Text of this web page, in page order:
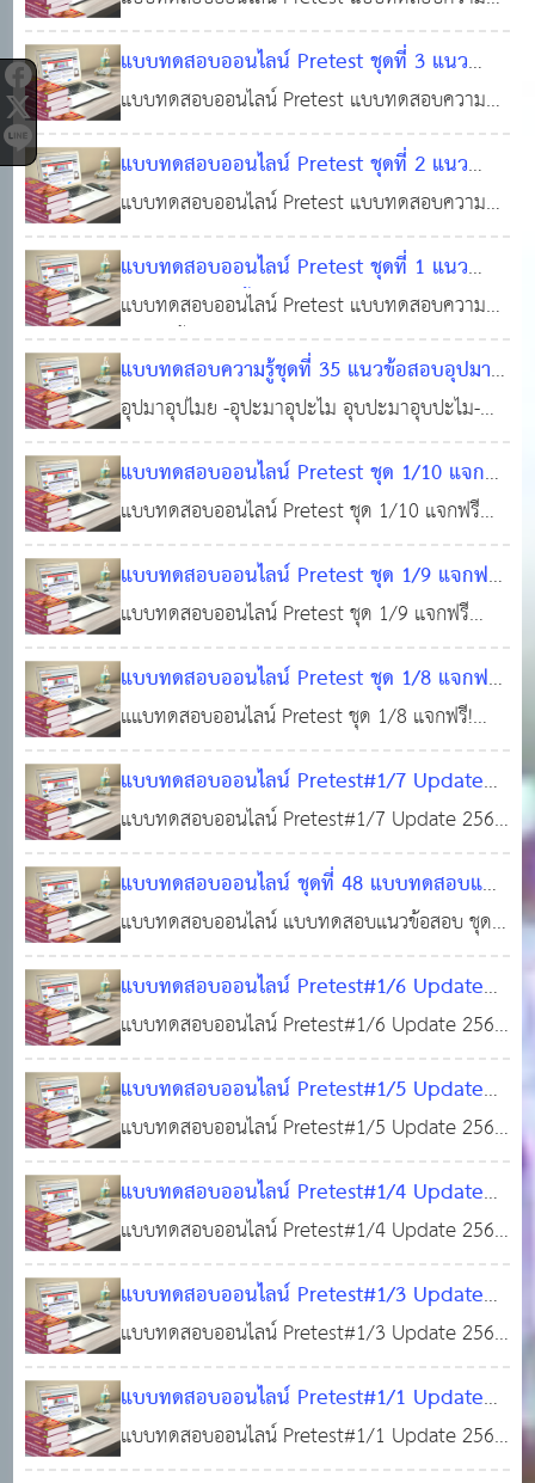
ถิ่นฟรี ! #ทำแบบทดสอบฟรี!!! #ข้อสอบท้องถิ่นฟรี
!!! #สอบบรรจุท้องถิ่น
ไทย 2560 (แจกฟรี! พร้อมใบเกียรติบัตร)
13
ก.ย. 2564
0 3,341
รัฐธรรมนูญแห่งราชอาณาจักรไทย 2560(2) #แนว
ข้อสอบท้องถิ่นฟรี ! #ทำแบบทดสอบฟรี!!! #ข้อสอบ
ท้องถิ่นฟรี !!! #สอบบรรจุท้องถิ่น
แบบทดสอบออนไลน์ Pretest ชุดที่ 3 แนว
ข้อสอบ รัฐธรรมนูญแห่งราชอาณาจักรไทย พ.ศ.
2560 (ชุดแจกฟรี!) พร้อมใบเกียรติบัตร
28
มี.ค. 2564
0 6,368
แบบทดสอบออนไลน์ Pretest แบบทดสอบความรู้
รัฐธรรมนูญแห่งราชอาณาจักรไทย พ.ศ. 2560
#แนวข้อสอบท้องถิ่นฟรี ! #ทำแบบทดสอบฟรี!!!
#ข้อสอบท้องถิ่นฟรี !!! #สอบบรรจุท้องถิ่น
แบบทดสอบออนไลน์ Pretest ชุดที่ 2 แนว
ข้อสอบ พระราชบัญญัติข้อมูลข่าวสารของ
ราชการ พ.ศ. 2540 (ชุดแจกฟรี!)
16 ธ.ค.
2563
0 8,198
แบบทดสอบออนไลน์ Pretest แบบทดสอบความรู้
พระราชบัญญัติข้อมูลข่าวสารของราชการ พ.ศ.
2540 #แนวข้อสอบท้องถิ่นฟรี ! #ทำแบบทดสอบ
ฟรี!!! #ข้อสอบท้องถิ่นฟรี !!! #สอบบรรจุท้องถิ่น
แบบทดสอบออนไลน์ Pretest ชุดที่ 1 แนว
ข้อสอบการจัดซื้อจัดจ้างและการบริหารพัสดุภาค
รัฐ(ชุดแจกฟรี! พร้อมใบเกียรติบัตร)
07 ธ.ค.
2561
0 7,354
แบบทดสอบออนไลน์ Pretest แบบทดสอบความรู้
การจัดซื้อจัดจ้างและการบริหารพัสดุภาครัฐ #แนว
ข้อสอบท้องถิ่นฟรี! พร้อมใบเกียรติบัตร#ทำแบบ
ทดสอบฟรี!!! #ข้อสอบท้องถิ่นฟรี !!! #สอบบรรจุ
ท้องถิ่น
แบบทดสอบความรู้ชุดที่ 35 แนวข้อสอบอุปมา
อุปไมย #แหล่งเรียนรู้ของคนท้องถิ่น #ติวสอบ
ออนไลน์ #แนวข้อสอบออนไลน์
09 ก.ค. 2564
0
12,056
อุปมาอุปไมย -อุปะมาอุปะไม อุบปะมาอุบปะไม-
#แนวข้อสอบท้องถิ่นฟรี ! #ทำแบบทดสอบฟรี!!!
#ข้อสอบท้องถิ่นฟรี !!! #สอบบรรจุท้องถิ่น #แหล่ง
เรียนรู้ของคนท้องถิ่น #ติวสอบออนไลน์ #แนว
ข้อสอบออนไลน์
แบบทดสอบออนไลน์ Pretest ชุด 1/10 แจกฟรี
แบบทดสอบแนวข้อสอบท้องถิ่น ภาคความรู้
ความสามารถทั่วไป(ภาค ก) วิชาความรู้พื้นฐาน
ในการปฏิบัติราชการ (พร้อมใบเกียรติบัตร)
18 ธ.ค. 2565 0 7,139
แบบทดสอบออนไลน์ Pretest ชุด 1/10 แจกฟรี
แบบทดสอบแนวข้อสอบท้องถิ่น ภาคความรู้ความ
สามารถทั่วไป(ภาค ก) วิชาความรู้พื้นฐานในการ
ปฏิบัติราชการ (พร้อมใบเกียรติบัตร)เนื้อหาแนว
ข้อสอบ ประกอบด้วยแบบทดสอบแนวข้อสอบ
รัฐธรรมนูญแห่งราชอาณาจักรไทย พ.ศ. 2560แบบ
ทดสอบแนวข้อส
แบบทดสอบออนไลน์ Pretest ชุด 1/9 แจกฟรี
แบบทดสอบแนวข้อสอบท้องถิ่น ภาคความรู้
ความสามารถทั่วไป(ภาค ก) วิชาความรู้พื้นฐาน
ในการปฏิบัติราชการ (100 ข้อพร้อมใบเกียรติ
บัตร)
03 ธ.ค. 2565 0 5,226
แบบทดสอบออนไลน์ Pretest ชุด 1/9 แจกฟรี
แบบทดสอบแนวข้อสอบท้องถิ่น ภาคความรู้ความ
สามารถทั่วไป(ภาค ก) วิชาความรู้พื้นฐานในการ
ปฏิบัติราชการ (100 ข้อพร้อมใบเกียรติบัตร)
แบบทดสอบออนไลน์ Pretest ชุด 1/8 แจกฟรี!
แบบทดสอบแนวข้อสอบท้องถิ่น ภาคความรู้
ความสามารถทั่วไป(ภาค ก) วิชาความรู้พื้นฐาน
ในการปฏิบัติราชการ พร้อมใบเกียรติบัตร
28
พ.ย. 2565
0 4,856
แแบทดสอบออนไลน์ Pretest ชุด 1/8 แจกฟรี!
แบบทดสอบแนวข้อสอบท้องถิ่น ภาคความรู้ความ
สามารถทั่วไป(ภาค ก) วิชาความรู้พื้นฐานในการ
ปฏิบัติราชการ พร้อมใบเกียรติบัตร เนื้อหาแนว
ข้อสอบ ประกอบด้วยพระราชบัญญัติระเบียบ
บริหารราชการแผ่นดิน พ.ศ. 2534 และแก้ไขเพิ่ม
เติม (ฉบั
แบบทดสอบออนไลน์ Pretest#1/7 Update
2565 แจกฟรี! แบบทดสอบแนวข้อสอบภาค
ความรู้ความสามารถทั่วไป(ภาค ก) วิชากฎหมาย
พื้นฐานที่ใช้ในการปฏิบัติราชการ พร้อมใบเกียรติ
บัตร
25 พ.ย. 2565 0 3,482
แบบทดสอบออนไลน์ Pretest#1/7 Update 2565
แบบทดสอบแนวข้อสอบภาคความรู้ความสามารถ
ทั่วไป(ภาค ก) วิชากฎหมายพื้นฐานที่ใช้ในการ
ปฏิบัติราชการ พร้อมใบเกียรติบัตร เนื้อหาแนว
ข้อสอบ ประกอบด้วย - พระราชบัญญัติกำหนดแผน
และขั้นตอนการกระจายอำนาจให้แก่องค์กร
ปกครองส่วนท้องถิ
แบบทดสอบออนไลน์ ชุดที่ 48 แบบทดสอบแนว
ข้อสอบภาคความรู้เฉพาะตำแหน่ง (ภาค
ข.) ตำแหน่งเจ้าพนักงานธุรการปฏิบัติงาน (100
ข้อพร้อมใบเกียรติบัตร)
15 พ.ย. 2565
0
22,546
แบบทดสอบออนไลน์ แบบทดสอบแนวข้อสอบ ชุด
ความรู้เฉพาะตำแหน่ง (ภาค ข.) ตำแหน่งเจ้า
พนักงานธุรการปฏิบัติงาน (100 ข้อพร้อมใบเกียรติ
บัตร)
แบบทดสอบออนไลน์ Pretest#1/6 Update
2565 แบบทดสอบแนวข้อสอบ ภาคความรู้ความ
สามารถทั่วไป(ภาค ก) วิชากฎหมายพื้นฐานที่ใช้
ในการปฏิบัติราชการ พร้อมใบเกียรติบัตร
25
พ.ค. 2565
0 4,364
แบบทดสอบออนไลน์ Pretest#1/6 Update 2565
#แนวข้อสอบท้องถิ่น #เตรียมสอบบรรจุท้องถิ่น #วิ
ชาความรู้ความสามารถทั่วไป #แนวข้อสอบ
กฎหมายพื้นฐานที่ใช้ในการปฏิบัติราชการ เนื้อหา
แนวข้อสอบชุดนี้ ประกอบด้วย - พระราชบัญญัติ
กำหนดแผนและขั้นตอนการกระจายอำนาจให้แก่
องค์กรปก
แบบทดสอบออนไลน์ Pretest#1/5 Update
2565 #แนวข้อสอบท้องถิ่น #เตรียมสอบบรรจุ
ท้องถิ่น ภาคความรู้ความสามารถทั่วไป(ภาค ก)
วิชากฎหมายพื้นฐานที่ใช้ในการปฏิบัติราชการ
พร้อมใบเกียรติบัตร
24 พ.ค. 2565
0
3,621
แบบทดสอบออนไลน์ Pretest#1/5 Update 2565
#แนวข้อสอบท้องถิ่น #เตรียมสอบบรรจุท้องถิ่น #วิ
ชาความรู้ความสามารถทั่วไป #แนวข้อสอบ
กฎหมายพื้นฐานที่ใช้ในการปฏิบัติราชการ เนื้อหา
แนวข้อสอบชุดนี้ ประกอบด้วย 1 รัฐธรรมนูญแห่ง
ราชอาณาจักรไทย พุทธศักราช 2560 2 พระราช
บัญญัต
แบบทดสอบออนไลน์ Pretest#1/4 Update
2565 แนวข้อสอบท้องถิ่น เตรียมสอบบรรจุท้อง
ถิ่น วิชาความรู้ความสามารถทั่วไป(ภาค ก)
พร้อมใบเกียรติบัตร
10 พ.ค. 2565
0
3,001
แบบทดสอบออนไลน์ Pretest#1/4 Update 2565
แนวข้อสอบท้องถิ่น เตรียมสอบบรรจุท้องถิ่น วิชา
ความรู้ความสามารถทั่วไป(ภาค ก) พร้อมใบเกียรติ
บัตร เนื้อหาแนวข้อสอบชุดนี้ ประกอบด้วย แนว
ข้อสอบการจัดประเภทแบบเข้าพวก แนวข้อสอบการ
จัดประเภทแบบข้อใดไม่เข้าพวก แนวข้อสอบการสะ
แบบทดสอบออนไลน์ Pretest#1/3 Update
2565 แนวข้อสอบ เตรียมสอบบรรจุท้องถิ่น
#ชุดวิชาความรู้ความสามารถทั่วไป(ภาค ก)
พร้อมใบเกียรติบัตร
06 พ.ค. 2565
0
3,495
แบบทดสอบออนไลน์ Pretest#1/3 Update 2565
แนวข้อสอบ เตรียมสอบบรรจุท้องถิ่น #ชุดวิชาความ
รู้ความสามารถทั่วไป เนื้อหาแนวข้อสอบชุดนี้
ประกอบด้วย แนวข้อสอบการอ่านจับใจความ แนว
แบบทดสอบออนไลน์ Pretest#1/1 Update
2565 แบบทดสอบแนวข้อสอบเตรียมสอบบรรจุ
ท้องถิ่น #ชุดวิชาความรู้ความสามารถทั่วไป(ภาค
แบบทดสอบออนไลน์ Pretest#1/1 Update 2565
แบบทดสอบแนวข้อสอบ เตรียมสอบบรรจุท้องถิ่น